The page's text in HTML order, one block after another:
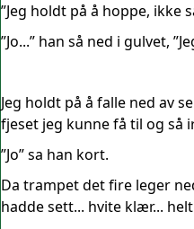
”Jeg holdt på å hoppe, ikke
”Jo...” han så ned i gulvet,
Jeg holdt på å falle ned av
fjeset jeg kunne få til og så
”Jo” sa han kort.
Da trampet det fire leger
hadde sett... hvite klær...